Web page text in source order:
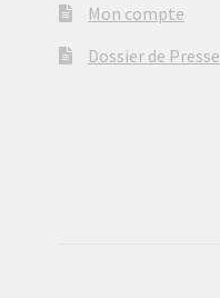
Mon compte
Dossier de Presse